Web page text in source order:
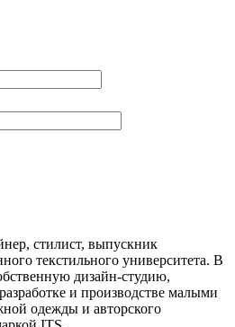
стилист, выпускник
текстильного университета. В
дизайн-студию,
и производстве малыми
одежды и авторского